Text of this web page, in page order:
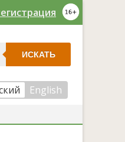
ИСКАТЬ
English